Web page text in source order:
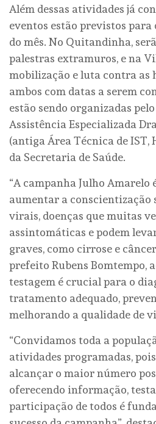
Além dessas atividades já
eventos estão previstos
do mês. No Quitandinha,
palestras extramuros, e na
mobilização e luta contra as
ambos com datas a serem
estão sendo organizadas
Assistência Especializada
(antiga Área Técnica de IST,
da Secretaria de Saúde.
“A campanha Julho Amarelo
aumentar a conscientização
virais, doenças que muitas
assintomáticas e podem
graves, como cirrose e
prefeito Rubens Bomtempo,
testagem é crucial para o
tratamento adequado,
melhorando a qualidade de
“Convidamos toda a
atividades programadas,
alcançar o maior número
oferecendo informação,
participação de todos é